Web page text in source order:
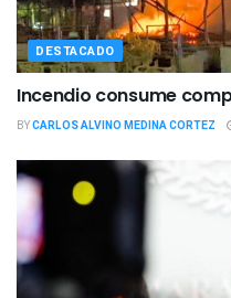
DESTACADO
Incendio consume
BYCARLOS ALVINO MEDINA CORTEZ